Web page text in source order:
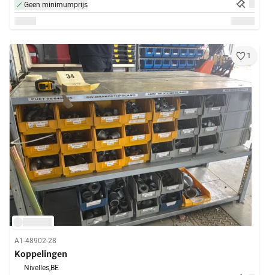
Geen minimumprijs
1
A1-48902-28
Koppelingen
Nivelles,BE